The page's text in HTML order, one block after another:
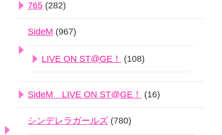
765 (282)
SideM (967)
LIVE ON ST@GE！ (108)
SideM LIVE ON ST@GE！ (16)
シンデレラガールズ (780)